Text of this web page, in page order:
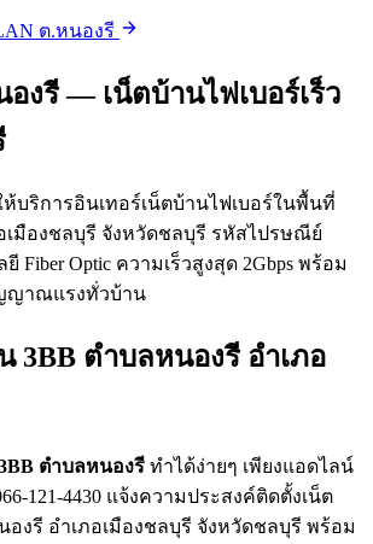
ต.หนองรี
งรี — เน็ตบ้านไฟเบอร์เร็ว
ห้บริการอินเทอร์เน็ตบ้านไฟเบอร์ในพื้นที่
เมืองชลบุรี จังหวัดชลบุรี รหัสไปรษณีย์
Fiber Optic ความเร็วสูงสุด 2Gbps พร้อม
ญญาณแรงทั่วบ้าน
3BB ตำบลหนองรี อำเภอ
ตำบลหนองรี ทำได้ง่ายๆ เพียงแอดไลน์
121-4430 แจ้งความประสงค์ติดตั้งเน็ต
งรี อำเภอเมืองชลบุรี จังหวัดชลบุรี พร้อม